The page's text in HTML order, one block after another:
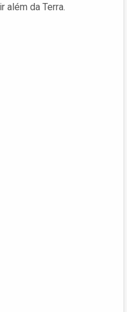
além da Terra.